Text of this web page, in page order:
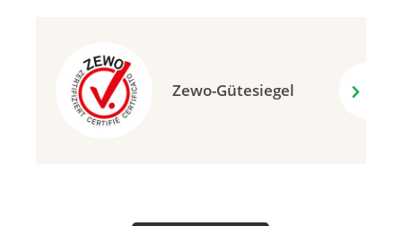
Zewo-Gütesiegel